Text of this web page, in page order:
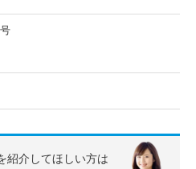
紹介してほしい方は